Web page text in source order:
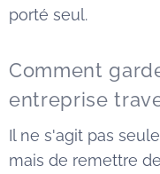
porté seul.
Comment
entreprise
Il ne s'agit pas
mais de remettre